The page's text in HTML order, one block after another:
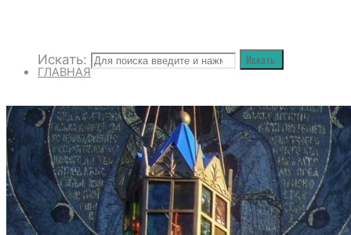
Искать: Искать:
ГЛАВНАЯ
О СОБОРЕ
ИСТОРИЯ СОБОРА
ИСТОРИЯ ФЕОДОРОВСКОГО ГОСУДАРЕВА